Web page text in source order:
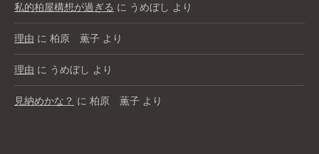
私的柏屋構想が過ぎる に うめぼし より
理由 に 柏原 薫子 より
理由 に うめぼし より
見納めかな？ に 柏原 薫子 より